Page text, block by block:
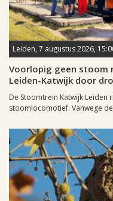
Leiden, 7 augustus 2026,
Voorlopig geen stoom
Leiden-Katwijk door
De Stoomtrein Katwijk
stoomlocomotief. Vanwege